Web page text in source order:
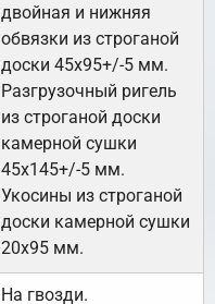
двойная и нижняя
обвязки из строганой
доски 45х95+/-5 мм.
Разгрузочный ригель
из строганой доски
камерной сушки
45х145+/-5 мм.
Укосины из строганой
доски камерной сушки
20х95 мм.
На гвозди.